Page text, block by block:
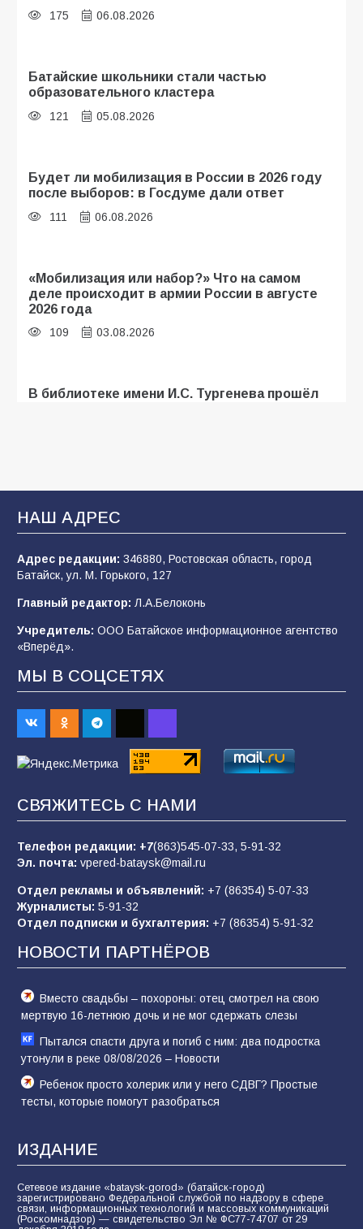
175 06.08.2026
Батайские школьники стали частью
образовательного кластера
121 05.08.2026
Будет ли мобилизация в России в 2026 году
после выборов: в Госдуме дали ответ
111 06.08.2026
«Мобилизация или набор?» Что на самом
деле происходит в армии России в августе
2026 года
109 03.08.2026
В библиотеке имени И.С. Тургенева прошёл
В Батайске продолжаются дорожные работы
107 04.08.2026
В детском саду № 35 дети освоили
строительные профессии в ходе
спортивного праздника
90
Командовал боем до последнего: герой
Евгений Остапенко
05.08.2026
Батайчане вышли в финал Всероссийского
62 04.08.2026
Батайским спортсменам вручили награды
НАШ АДРЕС
Адрес редакции: 346880, Ростовская область, город
Батайск, ул. М. Горького, 127
Главный редактор: Л.А.Белоконь
Учредитель: ООО Батайское информационное агентство
«Вперёд».
МЫ В СОЦСЕТЯХ
СВЯЖИТЕСЬ С НАМИ
Телефон редакции: +7(863)545-07-33, 5-91-32
Эл. почта: vpered-bataysk@mail.ru
Отдел рекламы и объявлений: +7 (86354) 5-07-33
Журналисты: 5-91-32
Отдел подписки и бухгалтерия: +7 (86354) 5-91-32
НОВОСТИ ПАРТНЁРОВ
Вместо свадьбы – похороны: отец смотрел на свою
мертвую 16-летнюю дочь и не мог сдержать слезы
Пытался спасти друга и погиб с ним: два подростка
утонули в реке 08/08/2026 – Новости
Ребенок просто холерик или у него СДВГ? Простые
тесты, которые помогут разобраться
ИЗДАНИЕ
Сетевое издание «bataysk-gorod» (батайск-город)
зарегистрировано Федеральной службой по надзору в сфере
связи, информационных технологий и массовых коммуникаций
(Роскомнадзор) — свидетельство Эл № ФС77-74707 от 29